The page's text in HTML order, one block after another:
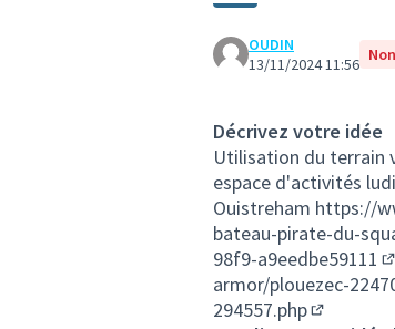
OUDIN
13/11/2024 11:56
Décrivez votre idée
Utilisation du terrain
espace d'activités
Ouistreham https://
bateau-pirate-du-
98f9-a9eedbe59111
armor/plouezec-
294557.php